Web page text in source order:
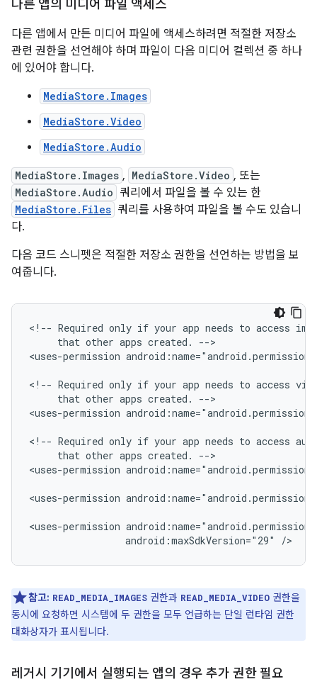
다른 앱의 미디어 파일 액세스
다른 앱에서 만든 미디어 파일에 액세스하려면 적절한 저장소
관련 권한을 선언해야 하며 파일이 다음 미디어 컬렉션 중 하나
에 있어야 합니다.
MediaStore.Images
MediaStore.Video
MediaStore.Audio
MediaStore.Images , MediaStore.Video , 또는
MediaStore.Audio 쿼리에서 파일을 볼 수 있는 한
MediaStore.Files 쿼리를 사용하여 파일을 볼 수도 있습니
다.
다음 코드 스니펫은 적절한 저장소 권한을 선언하는 방법을 보
여줍니다.
<!-- Required only if your app needs to access
that other apps created.
-->
<uses-permission
<!-- Required only if your app needs to access
that other apps created.
-->
<uses-permission
<!-- Required only if your app needs to access
that other apps created.
-->
<uses-permission
<uses-permission
<uses-permission
android:maxSdkVersion="29"
/>
참고: READ_MEDIA_IMAGES 권한과 READ_MEDIA_VIDEO 권한을
동시에 요청하면 시스템에 두 권한을 모두 언급하는 단일 런타임 권한
대화상자가 표시됩니다.
레거시 기기에서 실행되는 앱의 경우 추가 권한 필요